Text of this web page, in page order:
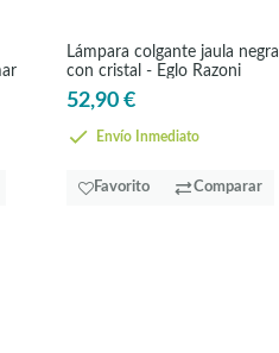
Lámpara colgante jaula negra
con cristal - Eglo Razoni
52,90 €
Envío Inmediato
Favorito Comparar